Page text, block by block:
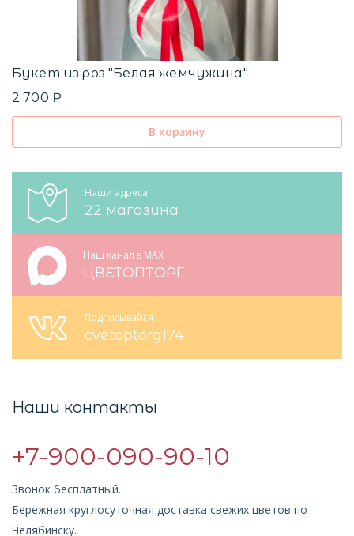
Букет из роз "Белая жемчужина"
2 700 ₽
В корзину
Наши адреса
22 магазина
Наш канал в MAX
ЦВЕТОПТОРГ
Подписывайся
cvetoptorg174
Наши контакты
+7-900-090-90-10
Звонок бесплатный.
Бережная круглосуточная доставка свежих цветов по
Челябинску.